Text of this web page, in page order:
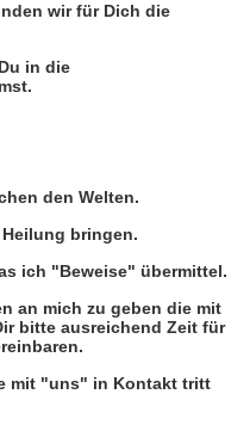
wir für Dich die
in die
den Welten.
bringen.
ich "Beweise" übermittel.
an mich zu geben die mit
bitte ausreichend Zeit für
mit "uns" in Kontakt tritt